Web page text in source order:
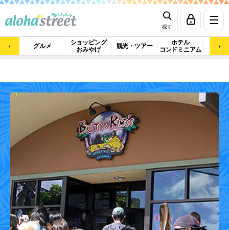
探す
グルメ
ショッピング
おみやげ
観光・ツアー
ホテル
コンドミニアム
マッ